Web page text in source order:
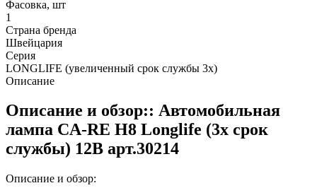
Фасовка, шт
1
Страна бренда
Швейцария
Серия
LONGLIFE (увеличенный срок службы 3х)
Описание
Описание и обзор:: Автомобильная
лампа CA-RE H8 Longlife (3x срок
службы) 12В арт.30214
Описание и обзор: